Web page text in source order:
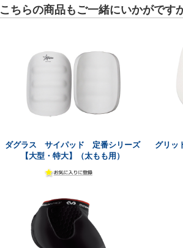
こちらの商品もご一緒にいかがです
ダグラス サイパッド 定番シリーズ
【大型・特大】（太もも用）
グリ